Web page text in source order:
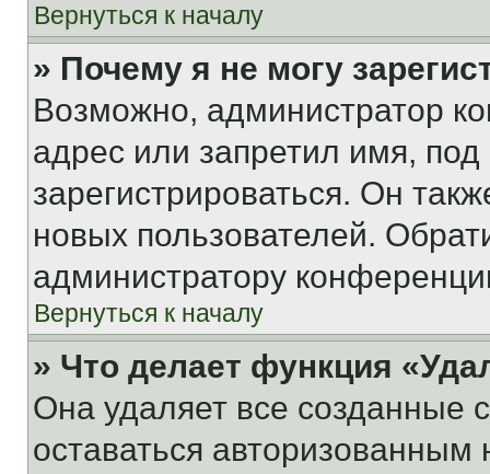
Вернуться к началу
» Почему я не могу
Возможно, администратор
адрес или запретил имя,
зарегистрироваться. Он
новых пользователей.
администратору
Вернуться к началу
» Что делает функция
Она удаляет все созданные
оставаться